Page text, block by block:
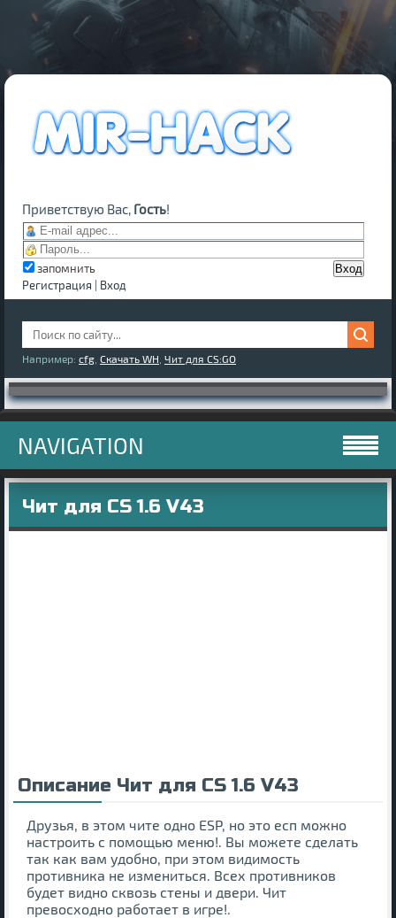
Например: cfg Скачать WH Чит для CS:GO
Приветствую Вас, Гость!
запомнить
Регистрация
Вход
NAVIGATION
Чит для CS 1.6 V43
Описание Чит для CS 1.6 V43
Друзья, в этом чите одно ESP, но это есп можно
настроить с помощью меню!. Вы можете сделать
так как вам удобно, при этом видимость
противника не измениться. Всех противников
будет видно сквозь стены и двери. Чит
превосходно работает в игре!.